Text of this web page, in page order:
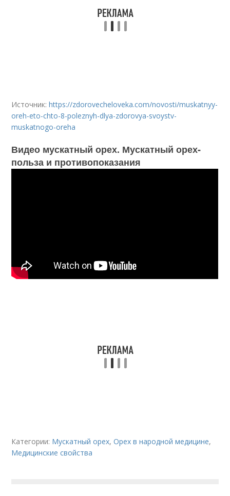
Источник:https://zdorovecheloveka.com/novosti/muskatnyy-
oreh-eto-chto-8-poleznyh-dlya-zdorovya-svoystv-
muskatnogo-oreha
Видео мускатный орех. Мускатный орех-
польза и противопоказания
Категории: Мускатный орех,Орех в народной медицине,
Медицинские свойства